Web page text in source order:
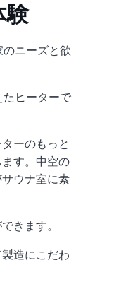
験
ニーズと欲
ヒーターで
ーのもっと
す。中空の
ウナ室に素
きます。
造にこだわ